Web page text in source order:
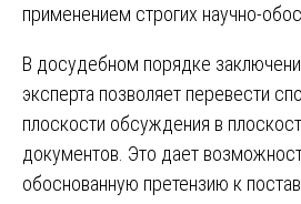
применением строгих научно-
В досудебном порядке
эксперта позволяет перевести
плоскости обсуждения в
документов. Это дает
обоснованную претензию к